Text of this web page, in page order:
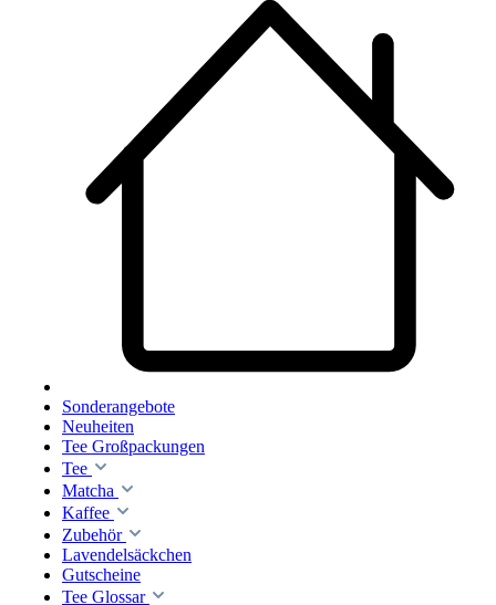
Sonderangebote
Neuheiten
Tee Großpackungen
Tee
Matcha
Kaffee
Zubehör
Lavendelsäckchen
Gutscheine
Tee Glossar